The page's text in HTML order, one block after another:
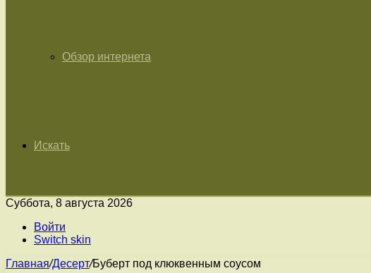
Обзор интернета
Искать
Суббота, 8 августа 2026
Войти
Switch skin
Главная/Десерт/Буберт под клюквенным соусом